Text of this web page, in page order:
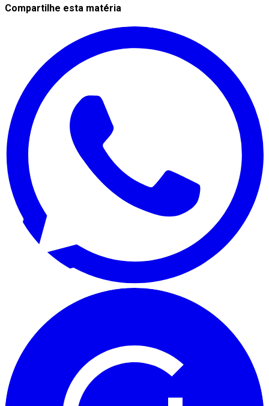
Compartilhe esta matéria